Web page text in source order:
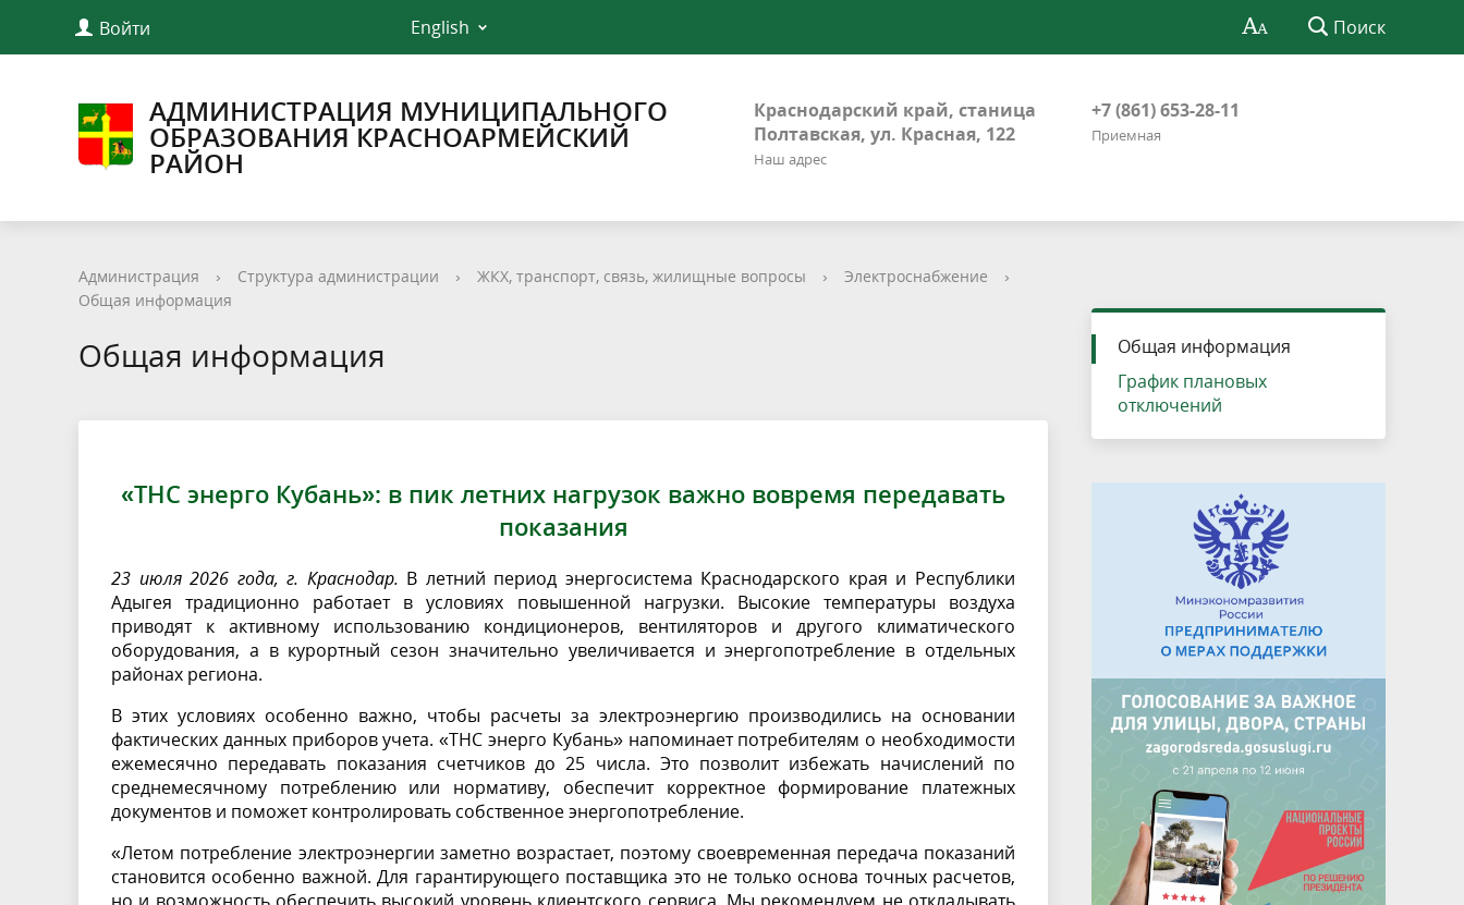
Войти English Поиск
АДМИНИСТРАЦИЯ МУНИЦИПАЛЬНОГО
ОБРАЗОВАНИЯ КРАСНОАРМЕЙСКИЙ
РАЙОН
Краснодарский край, станица
Полтавская, ул. Красная, 122
Наш адрес
+7 (861) 653-28-11
Приемная
Администрация › Структура администрации › ЖКХ, транспорт, связь, жилищные вопросы › Электроснабжение
›
Общая информация
Общая информация
«ТНС энерго Кубань»: в пик летних нагрузок важно вовремя передавать
показания
23 июля 2026 года, г. Краснодар. В летний период энергосистема Краснодарского края и Республики
Адыгея традиционно работает в условиях повышенной нагрузки. Высокие температуры воздуха
приводят к активному использованию кондиционеров, вентиляторов и другого климатического
оборудования, а в курортный сезон значительно увеличивается и энергопотребление в отдельных
районах региона.
В этих условиях особенно важно, чтобы расчеты за электроэнергию производились на основании
фактических данных приборов учета. «ТНС энерго Кубань» напоминает потребителям о необходимости
ежемесячно передавать показания счетчиков до 25 числа. Это позволит избежать начислений по
среднемесячному потреблению или нормативу, обеспечит корректное формирование платежных
документов и поможет контролировать собственное энергопотребление.
«Летом потребление электроэнергии заметно возрастает, поэтому своевременная передача показаний
становится особенно важной. Для гарантирующего поставщика это не только основа точных расчетов,
Общая информация
График плановых
отключений